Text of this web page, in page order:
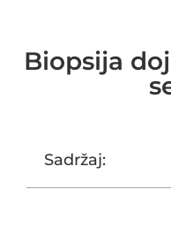
Biopsija
Sadržaj: